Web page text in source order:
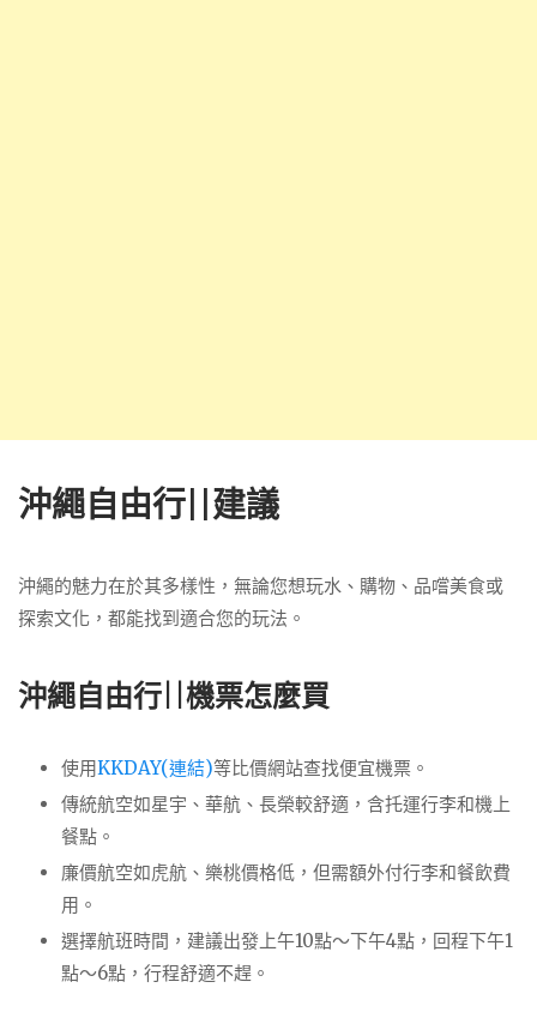
沖繩自由行||建議
沖繩的魅力在於其多樣性，無論您想玩水、購物、品嚐美食或
探索文化，都能找到適合您的玩法。
沖繩自由行||機票怎麼買
使用KKDAY(連結)等比價網站查找便宜機票。
傳統航空如星宇、華航、長榮較舒適，含托運行李和機上
餐點。
廉價航空如虎航、樂桃價格低，但需額外付行李和餐飲費
用。
選擇航班時間，建議出發上午10點～下午4點，回程下午1
點～6點，行程舒適不趕。